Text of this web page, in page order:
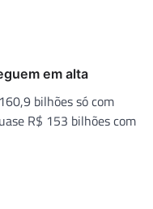
em alta
bilhões só com
R$ 153 bilhões com